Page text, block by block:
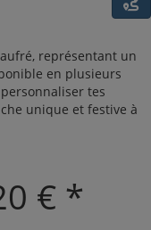
représentant un
en plusieurs
tes
unique et festive à
€ *